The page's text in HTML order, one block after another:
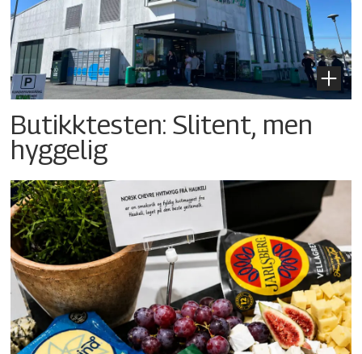
Butikktesten: Slitent, men
hyggelig